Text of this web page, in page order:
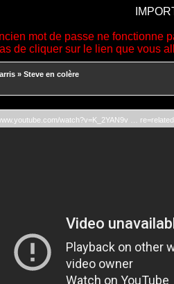
mot de passe ne fonctionne
de cliquer sur le lien que vous
» Steve en colère
watch?v=K_2YAN9v … re=related